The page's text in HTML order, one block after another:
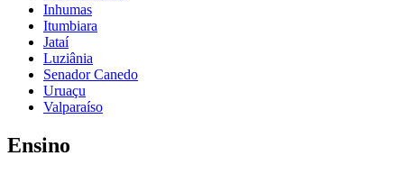
Inhumas
Itumbiara
Jataí
Luziânia
Senador Canedo
Uruaçu
Valparaíso
Ensino